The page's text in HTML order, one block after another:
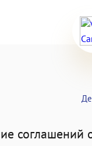
соглашений